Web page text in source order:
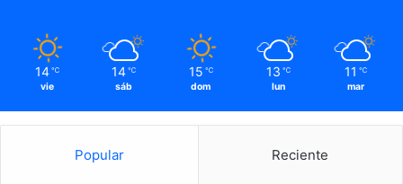
14 ℃
vie
14 ℃
sáb
15 ℃
dom
13 ℃
lun
11 ℃
mar
Popular Reciente